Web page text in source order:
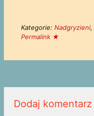
Kategorie: Nadgryzieni,
Permalink ★
Dodaj komentarz